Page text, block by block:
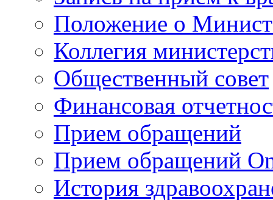
Положение о
Коллегия
Общественный совет
Финансовая
Прием обращений
Прием обращений
История